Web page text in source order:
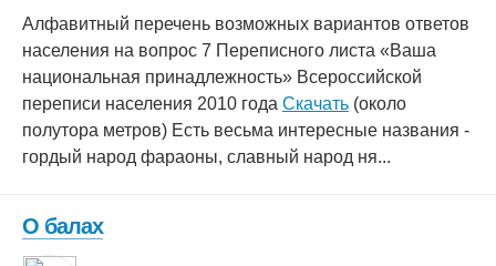
Алфавитный перечень возможных вариантов ответов
населения на вопрос 7 Переписного листа «Ваша
национальная принадлежность» Всероссийской
переписи населения 2010 года Скачать (около
полутора метров) Есть весьма интересные названия -
гордый народ фараоны, славный народ ня...
О балах